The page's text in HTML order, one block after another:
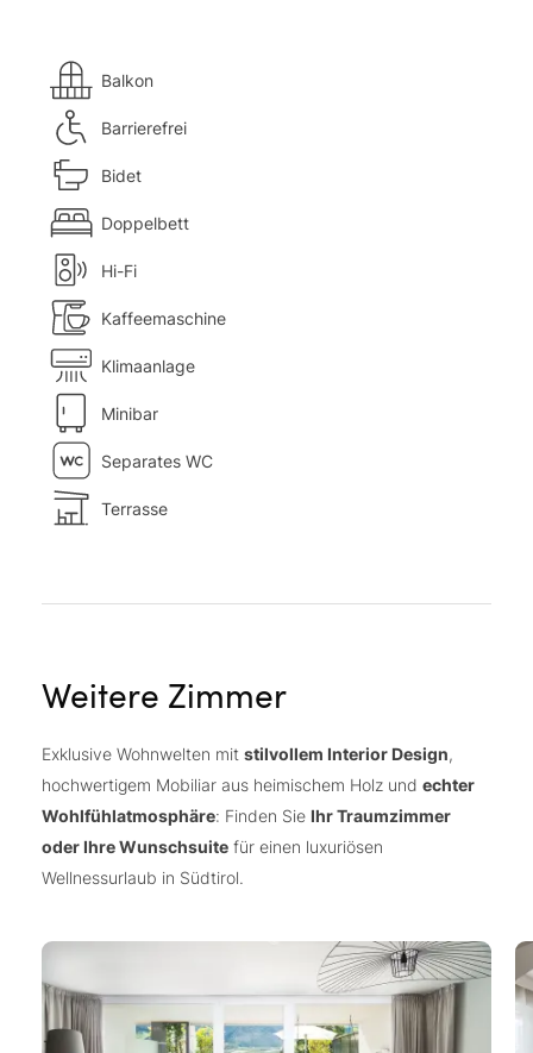
Balkon
Barrierefrei
Bidet
Doppelbett
Hi-Fi
Kaffeemaschine
Klimaanlage
Minibar
Separates WC
Terrasse
Weitere Zimmer
Exklusive Wohnwelten mit stilvollem Interior Design,
hochwertigem Mobiliar aus heimischem Holz und echter
Wohlfühlatmosphäre: Finden Sie Ihr Traumzimmer
oder Ihre Wunschsuite für einen luxuriösen
Wellnessurlaub in Südtirol.